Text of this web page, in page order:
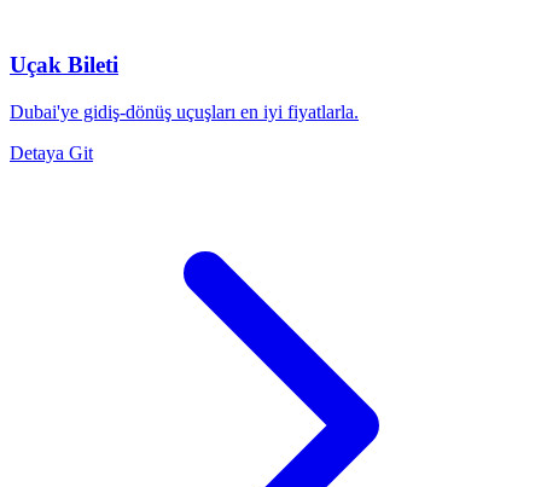
Uçak Bileti
Dubai'ye gidiş-dönüş uçuşları en iyi fiyatlarla.
Detaya Git